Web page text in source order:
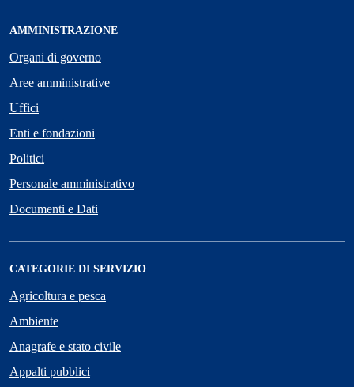
AMMINISTRAZIONE
Organi di governo
Aree amministrative
Uffici
Enti e fondazioni
Politici
Personale amministrativo
Documenti e Dati
CATEGORIE DI SERVIZIO
Agricoltura e pesca
Ambiente
Anagrafe e stato civile
Appalti pubblici